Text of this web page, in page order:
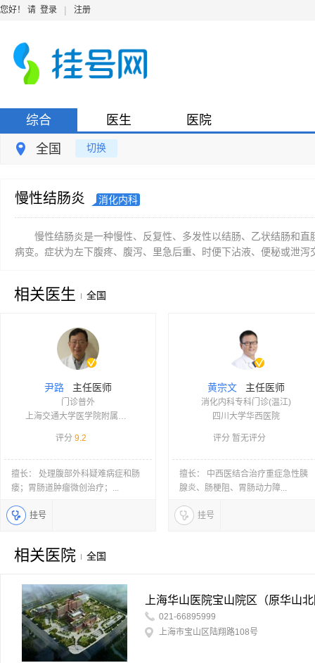
您好！ 请 登录 | 注册
综合 医生 医院
全国 切换
慢性结肠炎 消化内科
慢性结肠炎是一种慢性、反复性、多发性以结肠、乙状结肠和
病变。症状为左下腹疼、腹泻、里急后重、时便下沾液、便秘或泄
相关医生 全国
尹路 主任医师
门诊普外
上海交通大学医学院附属瑞金医院
评分 9.2
擅长： 处理腹部外科疑难病症和肠
瘘；胃肠道肿瘤微创治疗；...
挂号
黄宗文 主任医师
消化内科专科门诊(温江)
四川大学华西医院
评分 暂无评分
擅长： 中西医结合治疗重症急性胰
腺炎、肠梗阻、胃肠动力障...
挂号
相关医院 全国
上海华山医院宝山院区（原华山
021-66895999
上海市宝山区陆翔路108号